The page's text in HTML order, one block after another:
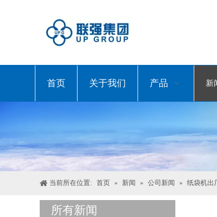
首页 关于我们 产品 新
当前所在位置: 首页 » 新闻 » 公司新闻 » 纸袋机出
所有新闻